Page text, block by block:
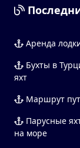
Аренда
Бухты в
яхт
Маршрут
Парусные
на море